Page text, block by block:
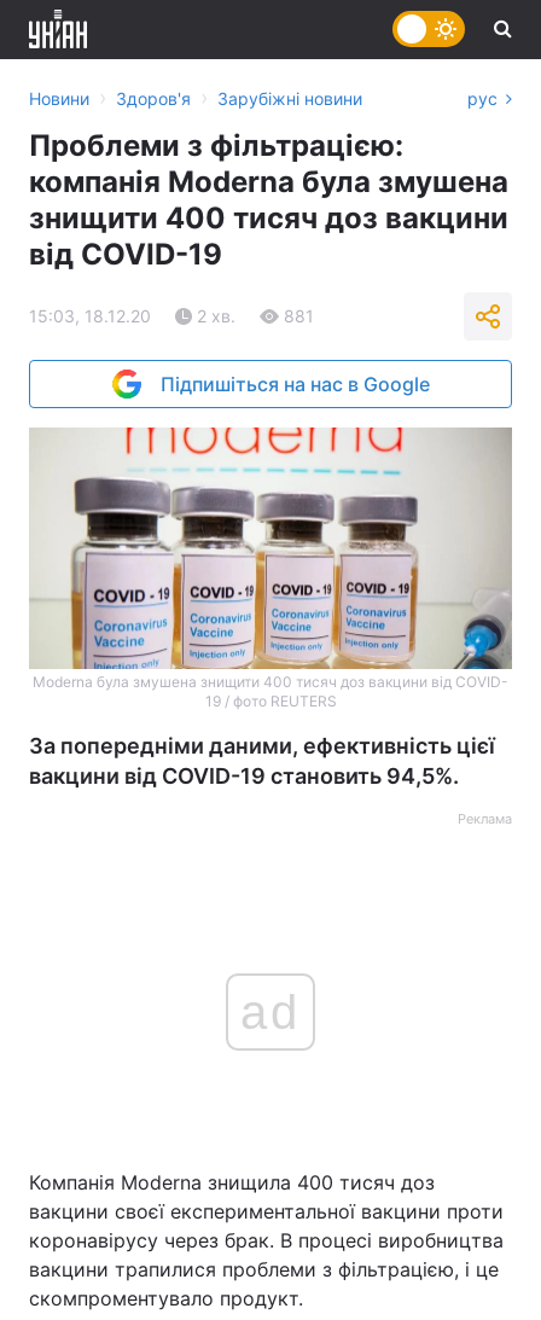
Головна Війна
Україна Політика
Економіка Світ
Новини › Здоров'я › Зарубіжні новини рус
Проблеми з фільтрацією:
компанія Moderna була змушена
знищити 400 тисяч доз вакцини
від COVID-19
15:03, 18.12.20 2 хв. 881
Підпишіться на нас в Google
Moderna була змушена знищити 400 тисяч доз вакцини від COVID-
19 / фото REUTERS
За попередніми даними, ефективність цієї
вакцини від COVID-19 становить 94,5%.
Реклама
ad
Компанія Moderna знищила 400 тисяч доз
вакцини своєї експериментальної вакцини проти
коронавірусу через брак. В процесі виробництва
вакцини трапилися проблеми з фільтрацією, і це
скомпроментувало продукт.